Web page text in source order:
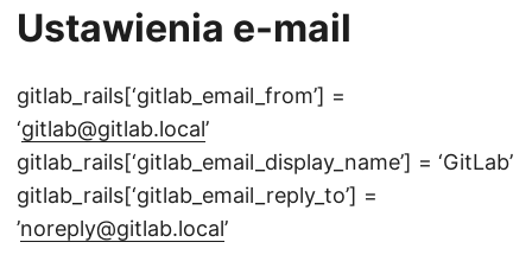
Ustawienia e-mail
gitlab_rails[‘gitlab_email_from’] =
‘gitlab@gitlab.local’
gitlab_rails[‘gitlab_email_display_name’] = ‘GitLab’
gitlab_rails[‘gitlab_email_reply_to’] =
’noreply@gitlab.local’